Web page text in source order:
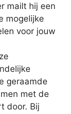
mailt hij een
mogelijke
voor jouw
geraamde
met de
door. Bij